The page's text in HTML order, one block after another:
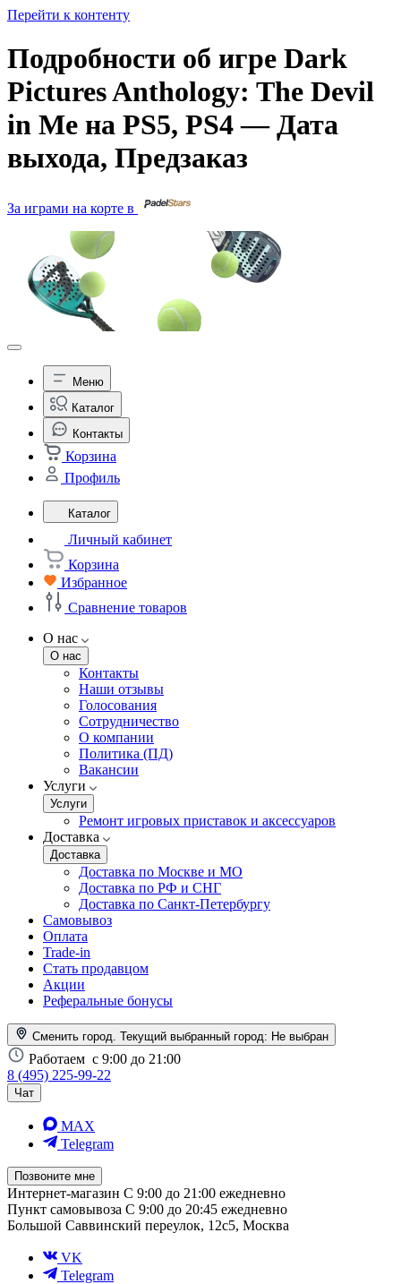
Перейти к контенту
Подробности об игре Dark
Pictures Anthology: The Devil
in Me на PS5, PS4 — Дата
выхода, Предзаказ
За играми на корте в
Меню
Каталог
Контакты
Корзина
Профиль
Каталог
Личный кабинет
Корзина
Избранное
Сравнение товаров
О нас
О нас
Контакты
Наши отзывы
Голосования
Сотрудничество
О компании
Политика (ПД)
Вакансии
Услуги
Услуги
Ремонт игровых приставок и аксессуаров
Доставка
Доставка
Доставка по Москве и МО
Доставка по РФ и СНГ
Доставка по Санкт-Петербургу
Самовывоз
Оплата
Trade-in
Стать продавцом
Акции
Реферальные бонусы
Сменить город. Текущий выбранный город: Не выбран
Работаем с 9:00 до 21:00
8 (495) 225-99-22
Чат
MAX
Telegram
Позвоните мне
Интернет-магазин С 9:00 до 21:00 ежедневно
Пункт самовывоза С 9:00 до 20:45 ежедневно
Большой Саввинский переулок, 12с5, Москва
VK
Telegram